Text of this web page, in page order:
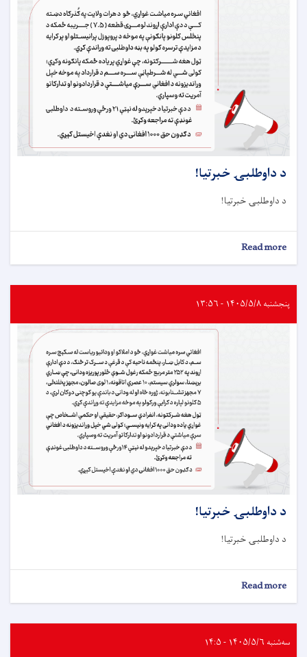
د داوطلبۍ خبرتيا!
د داوطلبۍ خبرتيا!
Read more
د
خبرتيا!
پنجشنبه ۱۴۰۵/۵/۸ - ۱۳:۵۶
د داوطلبۍ خبرتيا!
د داوطلبۍ خبرتيا!
Read more
د
خبرتيا!
سه‌شنبه ۱۴۰۵/۵/۶ - ۱۴:۵